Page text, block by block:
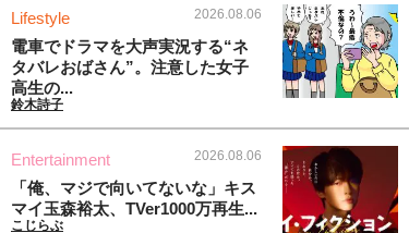
Lifestyle 2026.08.06
電車でドラマを大声実況する“ネ
タバレおばさん”。注意した女子
高生の...
鈴木詩子
Entertainment 2026.08.06
「俺、マジで向いてないな」キス
マイ玉森裕太、TVer1000万再生...
こじらぶ